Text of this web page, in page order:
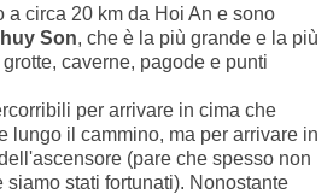
a circa 20 km da Hoi An e sono
Son, che è la più grande e la più
caverne, pagode e punti
per arrivare in cima che
lungo il cammino, ma per arrivare in
(pare che spesso non
stati fortunati). Nonostante